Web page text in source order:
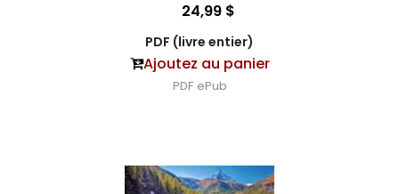
24,99 $
PDF (livre entier)
Ajoutez au panier
PDF ePub